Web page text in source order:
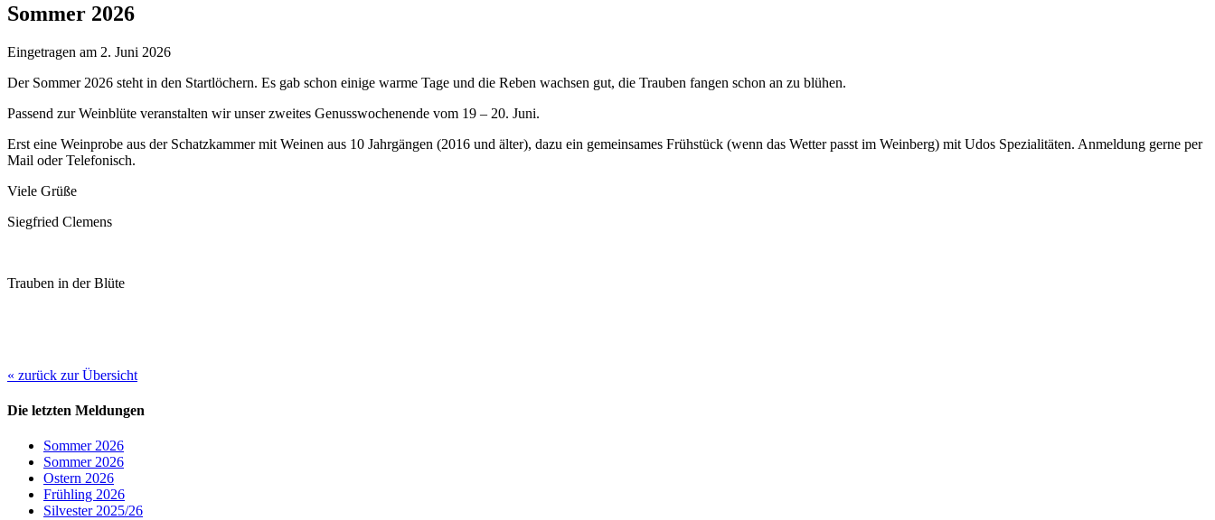
Sommer 2026
Eingetragen am 2. Juni 2026
Der Sommer 2026 steht in den Startlöchern. Es gab schon einige warme Tage und die Reben wachsen gut, die Trauben fangen schon an zu blühen.
Passend zur Weinblüte veranstalten wir unser zweites Genusswochenende vom 19 – 20. Juni.
Erst eine Weinprobe aus der Schatzkammer mit Weinen aus 10 Jahrgängen (2016 und älter), dazu ein gemeinsames Frühstück (wenn das Wetter passt im Weinberg) mit Udos Spezialitäten. Anmeldung gerne per
Mail oder Telefonisch.
Viele Grüße
Siegfried Clemens
Trauben in der Blüte
« zurück zur Übersicht
Die letzten Meldungen
Sommer 2026
Sommer 2026
Ostern 2026
Frühling 2026
Silvester 2025/26